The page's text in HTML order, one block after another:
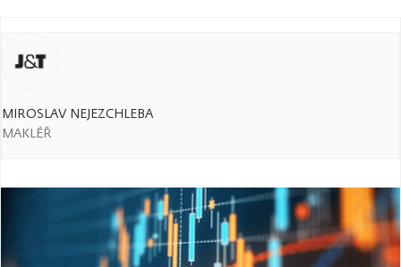
MIROSLAV NEJEZCHLEBA
MAKLÉŘ